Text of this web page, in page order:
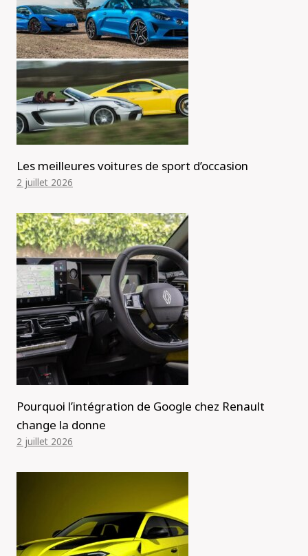
Les meilleures voitures de sport d’occasion
2 juillet 2026
Pourquoi l’intégration de Google chez Renault
change la donne
2 juillet 2026